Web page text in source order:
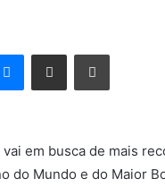
Messenger
Compartilhar via e-mail Imprimir
em busca de mais
do Mundo e do Maior